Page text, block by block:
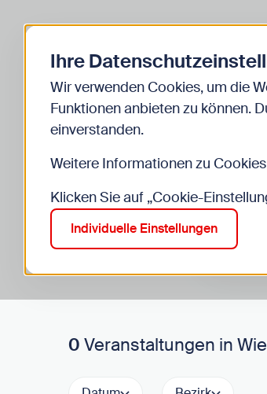
Start Kinder Veranstaltungen
Suche im
Suchen
0 Veranstaltungen in
Ihre
Wir verwenden Cookies, um die
Funktionen anbieten zu können.
einverstanden.
Weitere Informationen zu
Klicken Sie auf „Cookie-
Individuelle Einstellungen